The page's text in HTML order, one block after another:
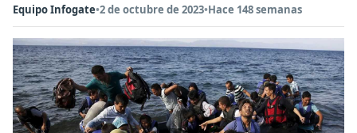
Equipo Infogate•2 de octubre de 2023•Hace 148 semanas